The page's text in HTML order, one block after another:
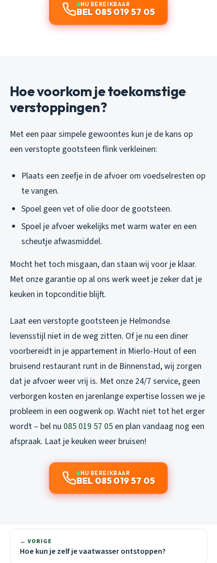
NU BEREIKBAAR
BEL 085 019 57 05
Hoe voorkom je toekomstige
verstoppingen?
Met een paar simpele gewoontes kun je de kans op
een verstopte gootsteen flink verkleinen:
Plaats een zeefje in de afvoer om voedselresten op
te vangen.
Spoel geen vet of olie door de gootsteen.
Spoel je afvoer wekelijks met warm water en een
scheutje afwasmiddel.
Mocht het toch misgaan, dan staan wij voor je klaar.
Met onze garantie op al ons werk weet je zeker dat je
keuken in topconditie blijft.
Laat een verstopte gootsteen je Helmondse
levensstijl niet in de weg zitten. Of je nu een diner
voorbereidt in je appartement in Mierlo-Hout of een
bruisend restaurant runt in de Binnenstad, wij zorgen
dat je afvoer weer vrij is. Met onze 24/7 service, geen
verborgen kosten en jarenlange expertise lossen we je
probleem in een oogwenk op. Wacht niet tot het erger
wordt – bel nu 085 019 57 05 en plan vandaag nog een
afspraak. Laat je keuken weer bruisen!
NU BEREIKBAAR
BEL 085 019 57 05
← VORIGE
Hoe kun je zelf je vaatwasser ontstoppen?